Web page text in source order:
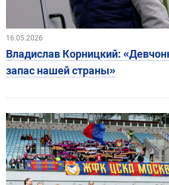
16.05.2026
Владислав Корницкий:
запас нашей страны»